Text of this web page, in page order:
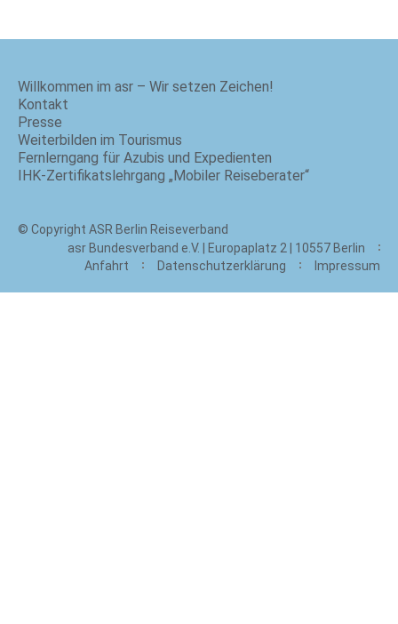
Willkommen im asr – Wir setzen Zeichen!
Kontakt
Presse
Weiterbilden im Tourismus
Fernlerngang für Azubis und Expedienten
IHK-Zertifikatslehrgang „Mobiler Reiseberater“
© Copyright ASR Berlin Reiseverband
asr Bundesverband e.V. | Europaplatz 2 | 10557 Berlin
Anfahrt
Datenschutzerklärung Impressum